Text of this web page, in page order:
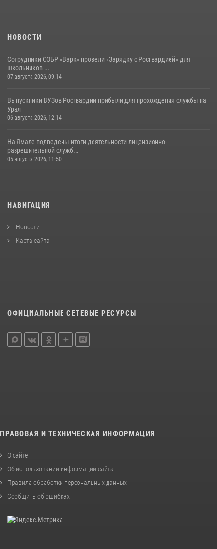
НОВОСТИ
Сотрудники СОБР «Варк» провели «Зарядку с Росгвардией» для
школьников ...
07 августа 2026, 09:14
Выпускники ВУЗов Росгвардии прибыли для прохождения службы на
Урал
06 августа 2026, 12:14
На Ямале подведены итоги деятельности лицензионно-
разрешительной служб...
05 августа 2026, 11:50
НАВИГАЦИЯ
Новости
Карта сайта
ОФИЦИАЛЬНЫЕ СЕТЕВЫЕ РЕСУРСЫ
ПРАВОВАЯ И ТЕХНИЧЕСКАЯ ИНФОРМАЦИЯ
О сайте
Об использовании информации сайта
Правила обработки персональных данных
Сообщить об ошибках